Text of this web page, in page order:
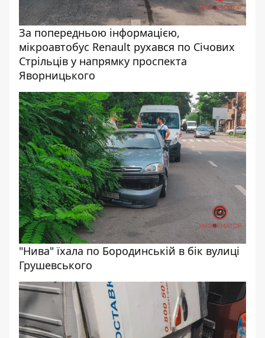
За попередньою інформацією,
мікроавтобус Renault рухався по Січових
Стрільців у напрямку проспекта
Яворницького
"Нива" їхала по Бородинській в бік вулиці
Грушевського